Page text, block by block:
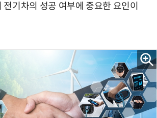
전기차의 성공 여부에 중요한 요인이